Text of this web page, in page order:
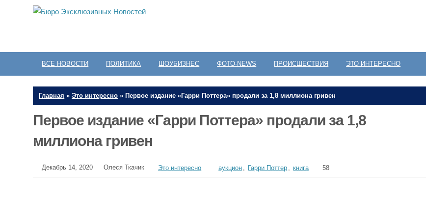
ВСЕ НОВОСТИ ПОЛИТИКА ШОУБИЗНЕС ФОТО-NEWS ПРОИСШЕСТВИЯ ЭТО ИНТЕРЕСНО
Главная »Это интересно » Первое издание «Гарри Поттера» продали за 1,8 миллиона гривен
Первое издание «Гарри Поттера» продали за 1,8
миллиона гривен
Декабрь 14, 2020 Олеся Ткачик Это интересно аукцион , Гарри Поттер , книга 58